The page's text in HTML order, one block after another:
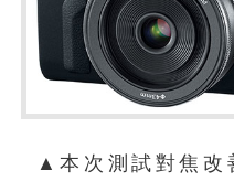
▲本次測試對焦改